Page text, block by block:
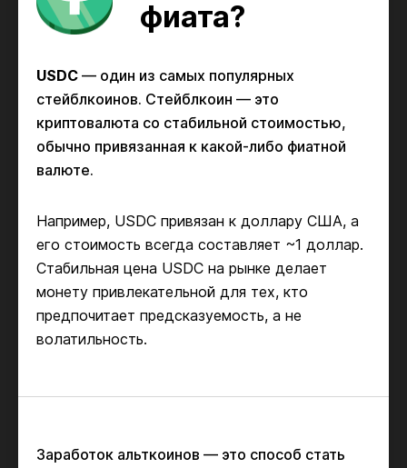
фиата?
USDC — один из самых популярных
стейблкоинов. Стейблкоин — это
криптовалюта со стабильной стоимостью,
обычно привязанная к какой-либо фиатной
валюте.
Например, USDC привязан к доллару США, а
его стоимость всегда составляет ~1 доллар.
Стабильная цена USDC на рынке делает
монету привлекательной для тех, кто
предпочитает предсказуемость, а не
волатильность.
Заработок альткоинов — это способ стать